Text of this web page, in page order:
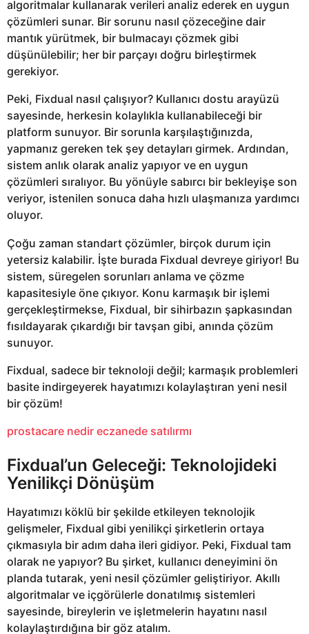
algoritmalar kullanarak verileri analiz ederek en uygun
çözümleri sunar. Bir sorunu nasıl çözeceğine dair
mantık yürütmek, bir bulmacayı çözmek gibi
düşünülebilir; her bir parçayı doğru birleştirmek
gerekiyor.
Peki, Fixdual nasıl çalışıyor? Kullanıcı dostu arayüzü
sayesinde, herkesin kolaylıkla kullanabileceği bir
platform sunuyor. Bir sorunla karşılaştığınızda,
yapmanız gereken tek şey detayları girmek. Ardından,
sistem anlık olarak analiz yapıyor ve en uygun
çözümleri sıralıyor. Bu yönüyle sabırcı bir bekleyişe son
veriyor, istenilen sonuca daha hızlı ulaşmanıza yardımcı
oluyor.
Çoğu zaman standart çözümler, birçok durum için
yetersiz kalabilir. İşte burada Fixdual devreye giriyor! Bu
sistem, süregelen sorunları anlama ve çözme
kapasitesiyle öne çıkıyor. Konu karmaşık bir işlemi
gerçekleştirmekse, Fixdual, bir sihirbazın şapkasından
fısıldayarak çıkardığı bir tavşan gibi, anında çözüm
sunuyor.
Fixdual, sadece bir teknoloji değil; karmaşık problemleri
basite indirgeyerek hayatımızı kolaylaştıran yeni nesil
bir çözüm!
prostacare nedir eczanede satılırmı
Fixdual’un Geleceği: Teknolojideki
Yenilikçi Dönüşüm
Hayatımızı köklü bir şekilde etkileyen teknolojik
gelişmeler, Fixdual gibi yenilikçi şirketlerin ortaya
çıkmasıyla bir adım daha ileri gidiyor. Peki, Fixdual tam
olarak ne yapıyor? Bu şirket, kullanıcı deneyimini ön
planda tutarak, yeni nesil çözümler geliştiriyor. Akıllı
algoritmalar ve içgörülerle donatılmış sistemleri
sayesinde, bireylerin ve işletmelerin hayatını nasıl
kolaylaştırdığına bir göz atalım.